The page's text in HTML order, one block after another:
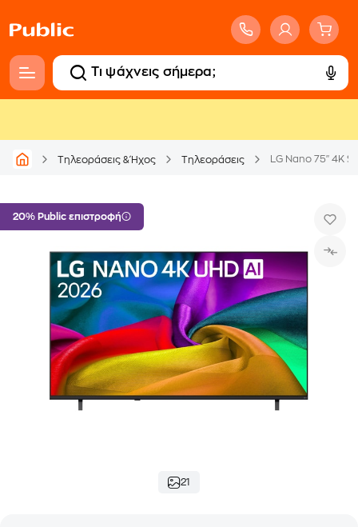
Τηλεοράσεις & Ήχος Τηλεοράσεις LG Nano 75" 4K
20% Public επιστροφή
21